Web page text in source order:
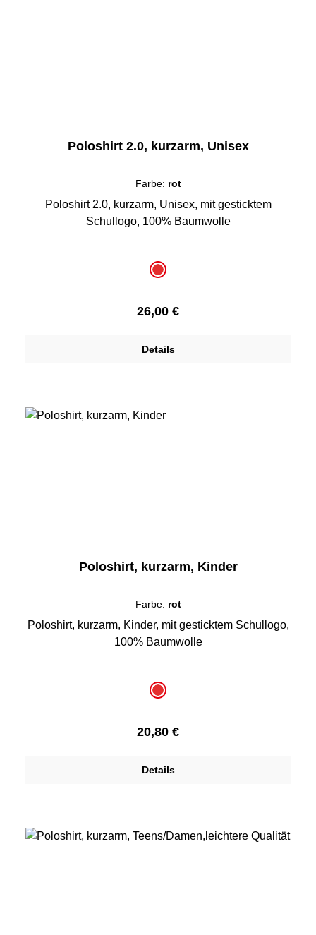
Poloshirt 2.0, kurzarm, Unisex
Farbe: rot
Poloshirt 2.0, kurzarm, Unisex, mit gesticktem
Schullogo, 100% Baumwolle
rot
Regulärer Preis:
26,00 €
Details
Poloshirt, kurzarm, Kinder
Farbe: rot
Poloshirt, kurzarm, Kinder, mit gesticktem Schullogo,
100% Baumwolle
rot
Regulärer Preis:
20,80 €
Details